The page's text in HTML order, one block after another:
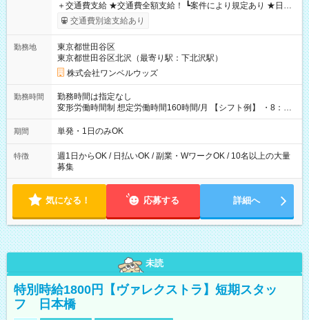
＋交通費支給 ★交通費全額支給！ ┗案件により規定あり ★日払
いOK！（規定あり） ┗働いたその日に現金GET♪ お仕事後はコ
ンビニATMから 日払い分を引き落とせます！ 【試用期間】試
交通費別途支給あり
勤務地
東京都世田谷区
東京都世田谷区北沢（最寄り駅：下北沢駅）
株式会社ワンベルウッズ
勤務時間
勤務時間は指定なし
変形労働時間制 想定労働時間160時間/月 【シフト例】 ・8：00
～21：00
期間 単発・1日のみOK
特徴
週1日からOK / 日払いOK / 副業・WワークOK / 10名以上の大量
募集
気になる！ 応募する 詳細へ
未読
特別時給1800円【ヴァレクストラ】短期スタッ
フ 日本橋